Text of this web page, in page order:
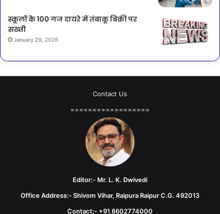
स्कूलों के 100 गज दायरे में तंबाकू बिक्री पर
सख्ती
January 29, 2026
Contact Us
==================
Editor:- Mr. L. K. Dwivedi
Office Address:- Shivom Vihar, Raipura Raipur C.G. 492013
Contact:- +91 8602774000